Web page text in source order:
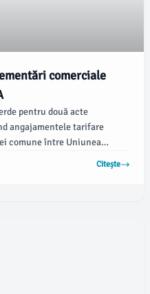
comerciale
pentru două acte
angajamentele tarifare
comune între Uniunea
2025. Potrivit
adoptat cu un vot de
Citește